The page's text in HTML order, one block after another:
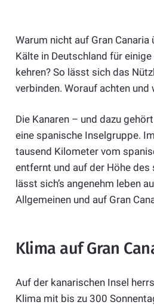
Warum nicht auf Gran
Kälte in Deutschland für
kehren? So lässt sich das
verbinden. Worauf achten und
Die Kanaren – und dazu
eine spanische Inselgruppe.
tausend Kilometer vom
entfernt und auf der Höhe
lässt sich’s angenehm leben
Allgemeinen und auf Gran
Klima auf Gran
Auf der kanarischen Insel
Klima mit bis zu 300